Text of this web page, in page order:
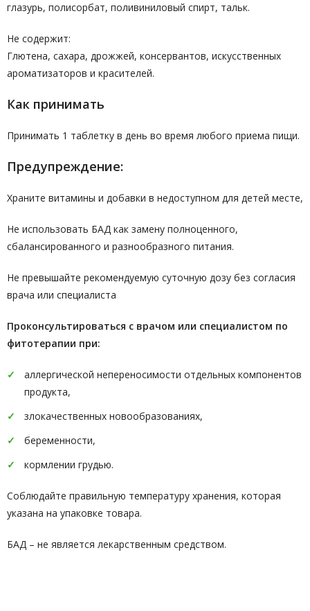
глазурь, полисорбат, поливиниловый спирт, тальк.
Не содержит:
Глютена, сахара, дрожжей, консервантов, искусственных
ароматизаторов и красителей.
Как принимать
Принимать 1 таблетку в день во время любого приема пищи.
Предупреждение:
Храните витамины и добавки в недоступном для детей месте,
Не использовать БАД как замену полноценного,
сбалансированного и разнообразного питания.
Не превышайте рекомендуемую суточную дозу без согласия
врача или специалиста
Проконсультироваться с врачом или специалистом по
фитотерапии при:
аллергической непереносимости отдельных компонентов
продукта,
злокачественных новообразованиях,
беременности,
кормлении грудью.
Соблюдайте правильную температуру хранения, которая
указана на упаковке товара.
БАД – не является лекарственным средством.